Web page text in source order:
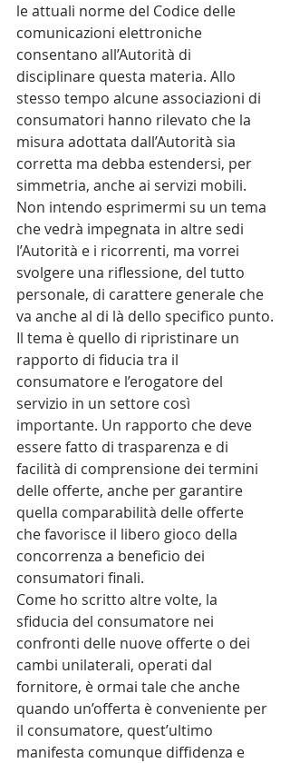
le attuali norme del Codice delle
comunicazioni elettroniche
consentano all’Autorità di
disciplinare questa materia. Allo
stesso tempo alcune associazioni di
consumatori hanno rilevato che la
misura adottata dall’Autorità sia
corretta ma debba estendersi, per
simmetria, anche ai servizi mobili.
Non intendo esprimermi su un tema
che vedrà impegnata in altre sedi
l’Autorità e i ricorrenti, ma vorrei
svolgere una riflessione, del tutto
personale, di carattere generale che
va anche al di là dello specifico punto.
Il tema è quello di ripristinare un
rapporto di fiducia tra il
consumatore e l’erogatore del
servizio in un settore così
importante. Un rapporto che deve
essere fatto di trasparenza e di
facilità di comprensione dei termini
delle offerte, anche per garantire
quella comparabilità delle offerte
che favorisce il libero gioco della
concorrenza a beneficio dei
consumatori finali.
Come ho scritto altre volte, la
sfiducia del consumatore nei
confronti delle nuove offerte o dei
cambi unilaterali, operati dal
fornitore, è ormai tale che anche
quando un’offerta è conveniente per
il consumatore, quest’ultimo
manifesta comunque diffidenza e